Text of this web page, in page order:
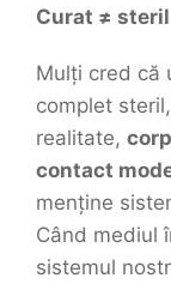
Curat ≠ steril
Mulți cred că
complet
realitate,
contact
menține
Când mediul
sistemul